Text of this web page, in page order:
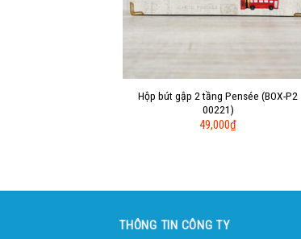
Hộp bút gập 2 tầng Pensée (BOX-P2
00221)
49,000₫
THÔNG TIN CÔNG TY